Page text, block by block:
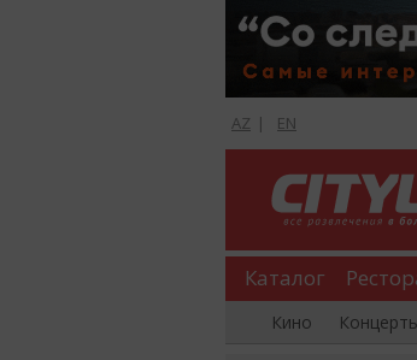
AZ | EN
Каталог
Кино